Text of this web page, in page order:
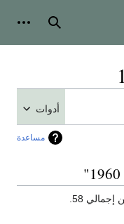
بحث
أدوات
مساعدة